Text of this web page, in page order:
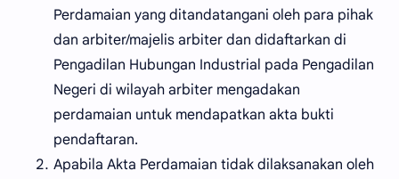
Perdamaian yang ditandatangani oleh para pihak
dan arbiter/majelis arbiter dan didaftarkan di
Pengadilan Hubungan Industrial pada Pengadilan
Negeri di wilayah arbiter mengadakan
perdamaian untuk mendapatkan akta bukti
pendaftaran.
Apabila Akta Perdamaian tidak dilaksanakan oleh